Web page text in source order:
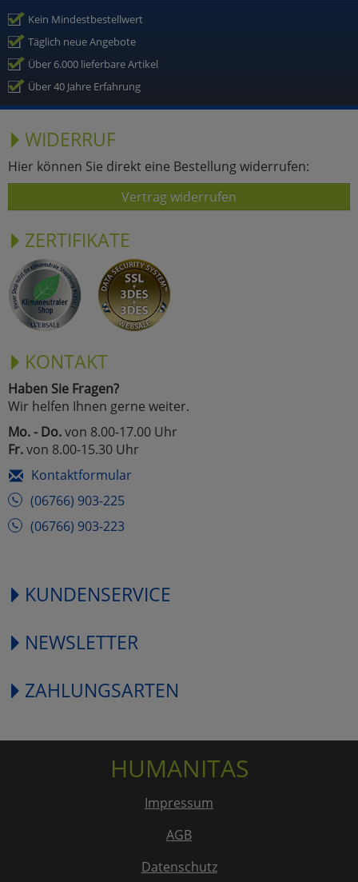
Kein Mindestbestellwert
Täglich neue Angebote
Über 6.000 lieferbare Artikel
Über 40 Jahre Erfahrung
WIDERRUF
Hier können Sie direkt eine Bestellung widerrufen:
Vertrag widerrufen
ZERTIFIKATE
KONTAKT
Haben Sie Fragen?
Wir helfen Ihnen gerne weiter.
Mo. - Do.von 8.00-17.00 Uhr
Fr.von 8.00-15.30 Uhr
Kontaktformular
(06766) 903-225
(06766) 903-223
KUNDENSERVICE
NEWSLETTER
ZAHLUNGSARTEN
HUMANITAS
Impressum
AGB
Datenschutz